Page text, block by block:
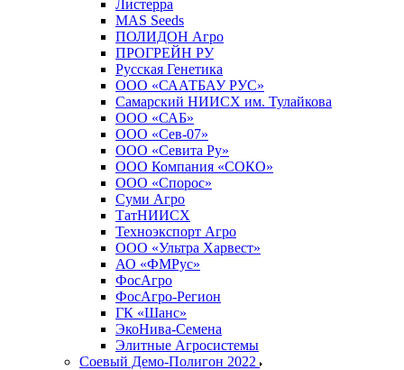
Листерра
MAS Seeds
ПОЛИДОН Агро
ПРОГРЕЙН РУ
Русская Генетика
ООО «СААТБАУ РУС»
Самарский НИИСХ им. Тулайкова
ООО «САБ»
ООО «Сев-07»
ООО «Севита Ру»
ООО Компания «СОКО»
ООО «Спорос»
Суми Агро
ТатНИИСХ
Техноэкспорт Агро
ООО «Ультра Харвест»
АО «ФМРус»
ФосАгро
ФосАгро-Регион
ГК «Шанс»
ЭкоНива-Семена
Элитные Агросистемы
Соевый Демо-Полигон 2022